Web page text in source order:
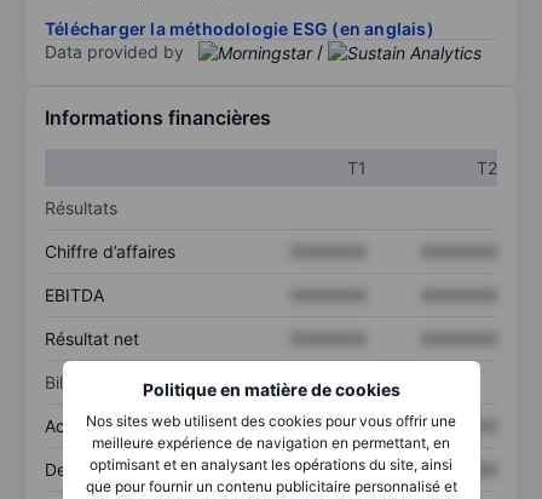
Politique en matière de cookies
Nos sites web utilisent des cookies pour vous offrir une
meilleure expérience de navigation en permettant, en
optimisant et en analysant les opérations du site, ainsi
que pour fournir un contenu publicitaire personnalisé et
Télécharger la méthodologie ESG (en anglais)
Data provided by
/
Informations financières
T1
T2
Résultats
Chiffre d’affaires
EBITDA
Résultat net
Bilan
Actif total XXXXXXX XXXXXXX
Dette totale XXXXXXX XXXXXXX